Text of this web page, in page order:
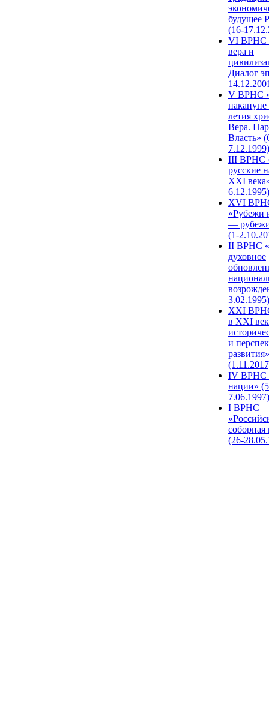
будущее
(16-
VI ВРНС
вера и
Диалог
V ВРНС
накануне
летия
Вера.
Власть»
7.12.1999)
III ВРНС
русские
XXI
6.12.1995)
XVI
«Рубежи
—
(1-
II ВРНС
духовное
3.02.1995)
XХI
в XXI
и
развития»
IV ВРНС
нации»
7.06.1997)
I ВРНС
(26-